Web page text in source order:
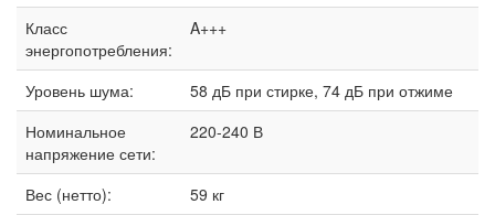
Класс
энергопотребления:
A+++
Уровень шума:
58 дБ при стирке, 74 дБ при отжиме
Номинальное
напряжение сети:
220-240 В
Вес (нетто):
59 кг